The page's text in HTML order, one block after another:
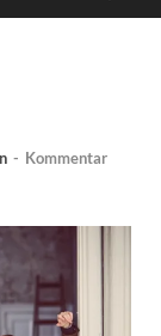
- Kommentar